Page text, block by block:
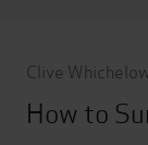
Clive
How to